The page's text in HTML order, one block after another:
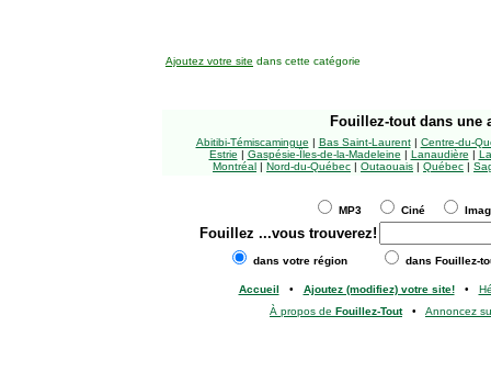
Ajoutez votre site dans cette catégorie
Fouillez-tout dans une
Abitibi-Témiscamingue | Bas Saint-Laurent| Centre-du-
Estrie | Gaspésie-Îles-de-la-Madeleine | Lanaudière |
Montréal | Nord-du-Québec | Outaouais | Québec |
MP3 Ciné
Fouillez ...vous trouverez!
dans votre région dans Fouillez-
Accueil • Ajoutez (modifiez) votre site!•
À propos de Fouillez-Tout• Annoncez